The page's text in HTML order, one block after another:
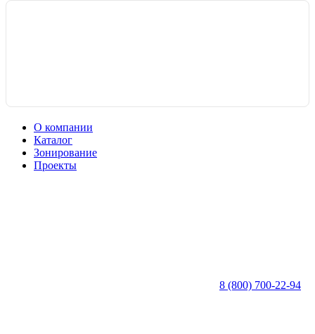
О компании
Каталог
Зонирование
Проекты
8 (800) 700-22-94